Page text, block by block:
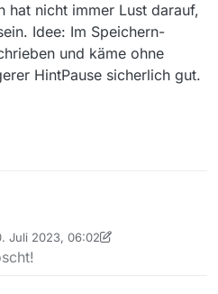
hat nicht immer Lust darauf,
Idee: Im Speichern-
und käme ohne
HintPause sicherlich gut.
Prozessprobleme. So
Juli 2023, 06:02
von mac-christian7. Okt. 2023, 08:02